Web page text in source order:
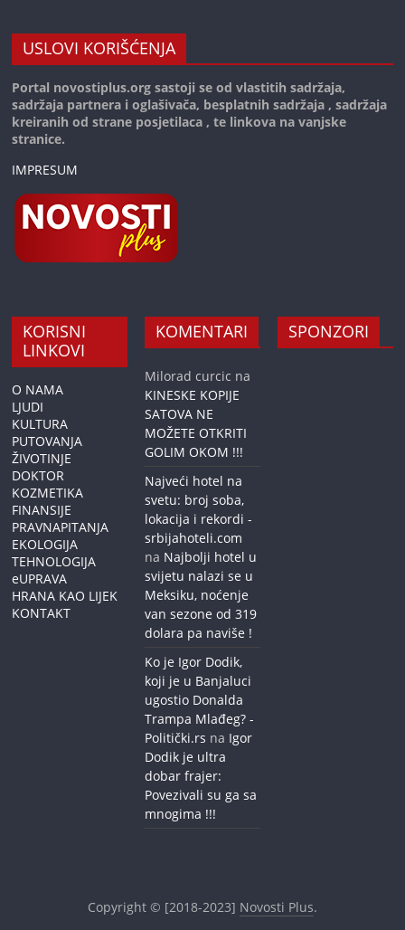
USLOVI KORIŠĆENJA
Portal novostiplus.org sastoji se od vlastitih sadržaja,
sadržaja partnera i oglašivača, besplatnih sadržaja , sadržaja
kreiranih od strane posjetilaca , te linkova na vanjske
stranice.
IMPRESUM
KORISNI
LINKOVI
O NAMA
LJUDI
KULTURA
PUTOVANJA
ŽIVOTINJE
DOKTOR
KOZMETIKA
FINANSIJE
PRAVNAPITANJA
EKOLOGIJA
TEHNOLOGIJA
eUPRAVA
HRANA KAO LIJEK
KONTAKT
KOMENTARI
Milorad curcic na
KINESKE KOPIJE
SATOVA NE
MOŽETE OTKRITI
GOLIM OKOM !!!
Najveći hotel na
svetu: broj soba,
lokacija i rekordi -
srbijahoteli.com
na Najbolji hotel u
svijetu nalazi se u
Meksiku, noćenje
van sezone od 319
dolara pa naviše !
Ko je Igor Dodik,
koji je u Banjaluci
ugostio Donalda
Trampa Mlađeg? -
Politički.rs na Igor
Dodik je ultra
dobar frajer:
Povezivali su ga sa
mnogima !!!
SPONZORI
Copyright © [2018-2023] Novosti Plus.